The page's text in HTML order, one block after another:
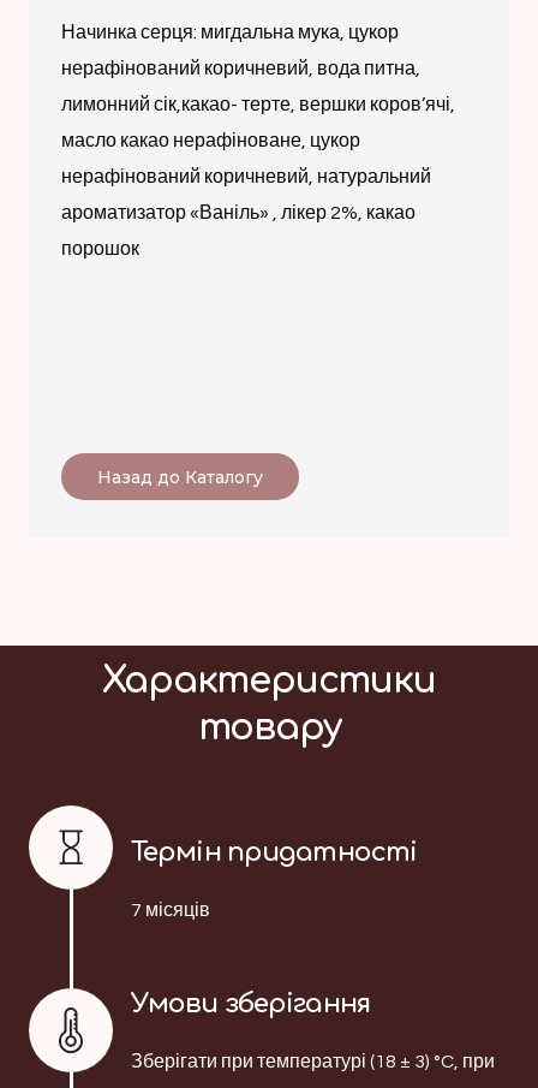
Начинка серця: мигдальна мука, цукор
нерафінований коричневий, вода питна,
лимонний сік,какао- терте, вершки коров’ячі,
масло какао нерафіноване, цукор
нерафінований коричневий, натуральний
ароматизатор «Ваніль» , лікер 2%, какао
порошок
Назад до Каталогу
Характеристики
товару
Термін придатності
7 місяців
Умови зберігання
Зберігати при температурі (18 ± 3) °C, при